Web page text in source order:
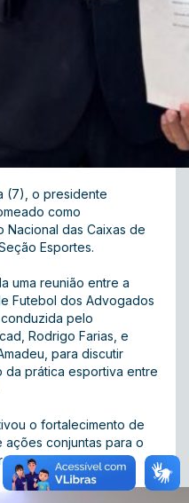
(7), o presidente
como
das Caixas de
Esportes.
uma reunião entre a
Futebol dos Advogados
pelo
Rodrigo Farias, e
para discutir
da prática esportiva entre
o fortalecimento de
conjuntas para o
toda a classe.